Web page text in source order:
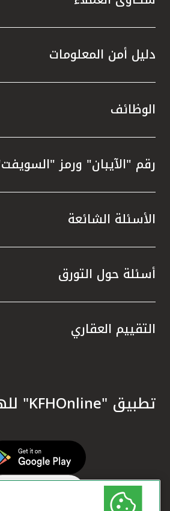
دليل أمن المعلومات
الوظائف
رقم "الآيبان" ورمز
الأسئلة الشائعة
أسئلة حول التورق
التقييم العقاري
تطبيق "KFHOnline" للهواتف الذكية